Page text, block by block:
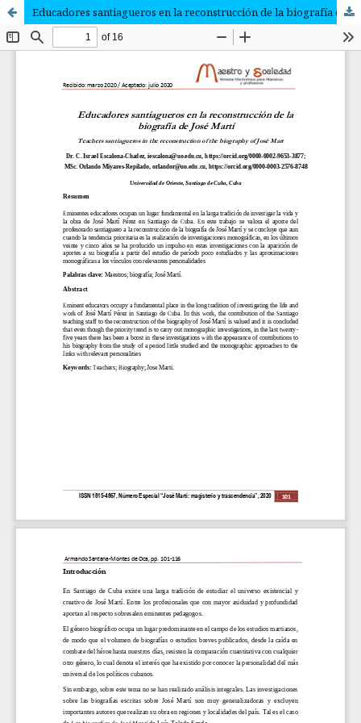
Educadores santiagueros en la reconstrucción de la biografía de José Martí